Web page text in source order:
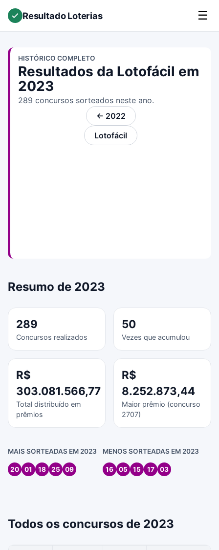
Resultado Loterias ☰
HISTÓRICO COMPLETO
Resultados da Lotofácil em
2023
289 concursos sorteados neste ano.
← 2022
Lotofácil
Resumo de 2023
289
Concursos realizados
50
Vezes que acumulou
R$
303.081.566,77
Total distribuído em
prêmios
R$
8.252.873,44
Maior prêmio (concurso
2707)
MAIS SORTEADAS EM 2023
20 01 18 25 09
MENOS SORTEADAS EM 2023
16 05 15 17 03
Todos os concursos de 2023